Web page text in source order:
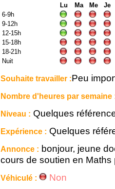
Lu Ma Me
Je
6-9h
9-12h
12-15h
15-18h
18-21h
Nuit
Souhaite travailler :Peu
Nombre d'heures par semaine
Niveau : Quelques
Expérience : Quelques
Annonce : bonjour, jeune
cours de soutien en Maths
Véhiculé : Non